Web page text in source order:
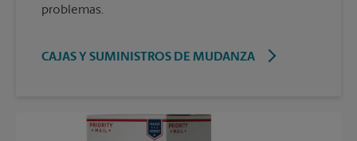
problemas.
CAJAS Y SUMINISTROS DE MUDANZA